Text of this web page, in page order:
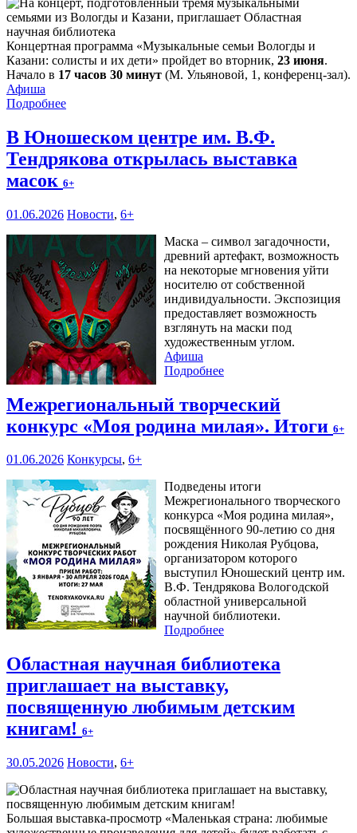
Концертная программа «Музыкальные семьи Вологды и
Казани: солисты и их дети» пройдет во вторник, 23 июня.
Начало в 17 часов 30 минут (М. Ульяновой, 1, конференц-зал).
Афиша
Подробнее
В Юношеском центре им. В.Ф.
Тендрякова открылась выставка
масок 6+
01.06.2026 Новости, 6+
Маска – символ загадочности,
древний артефакт, возможность
на некоторые мгновения уйти
носителю от собственной
индивидуальности. Экспозиция
предоставляет возможность
взглянуть на маски под
художественным углом.
Афиша
Подробнее
Межрегиональный творческий
конкурс «Моя родина милая». Итоги 6+
01.06.2026 Конкурсы, 6+
Подведены итоги
Межрегионального творческого
конкурса «Моя родина милая»,
посвящённого 90-летию со дня
рождения Николая Рубцова,
организатором которого
выступил Юношеский центр им.
В.Ф. Тендрякова Вологодской
областной универсальной
научной библиотеки.
Подробнее
Областная научная библиотека
приглашает на выставку,
посвященную любимым детским
книгам! 6+
30.05.2026 Новости, 6+
Большая выставка-просмотр «Маленькая страна: любимые